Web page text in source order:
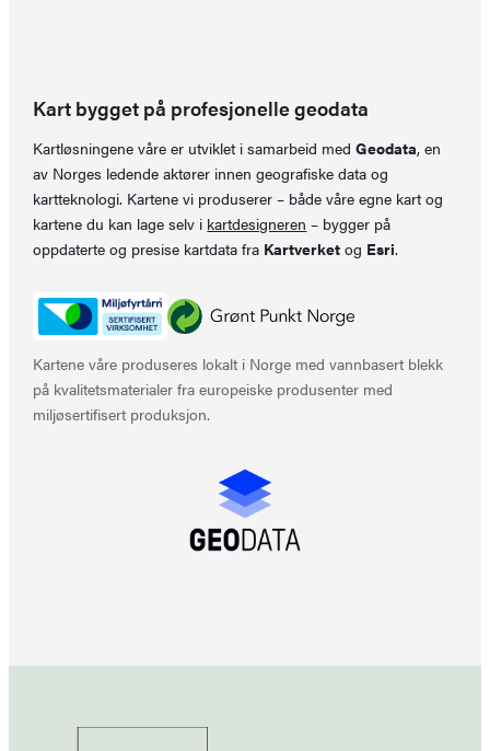
Kart bygget på profesjonelle geodata
Kartløsningene våre er utviklet i samarbeid medGeodata, en
av Norges ledende aktører innen geografiske data og
kartteknologi. Kartene vi produserer – både våre egne kart og
kartene du kan lage selv i kartdesigneren – bygger på
oppdaterte og presise kartdata fra Kartverket og Esri.
Kartene våre produseres lokalt i Norge med vannbasert blekk
på kvalitetsmaterialer fra europeiske produsenter med
miljøsertifisert produksjon.